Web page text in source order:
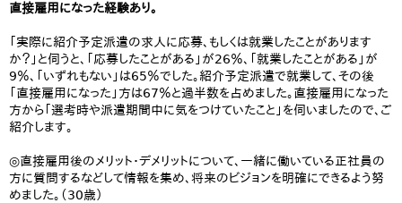
直接雇用になった経験あり。
「実際に紹介予定派遣の求人に応募、もしくは就業したことがあります
か？」と伺うと、「応募したことがある」が26％、「就業したことがある」が
9％、「いずれもない」は65％でした。紹介予定派遣で就業して、その後
「直接雇用になった」方は67％と過半数を占めました。直接雇用になった
方から「選考時や派遣期間中に気をつけていたこと」を伺いましたので、ご
紹介します。
◎直接雇用後のメリット・デメリットについて、一緒に働いている正社員の
方に質問するなどして情報を集め、将来のビジョンを明確にできるよう努
めました。（30歳）